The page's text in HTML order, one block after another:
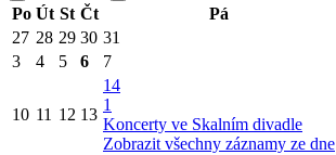
Po Út St Čt Pá
27 28 29 30 31
3
4 5 6 7
10 11 12 13
14
1
Koncerty ve Skalním divadle
Zobrazit všechny záznamy ze dne